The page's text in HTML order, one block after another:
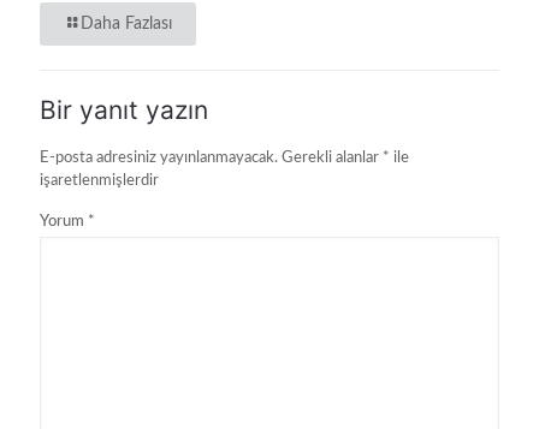
Daha Fazlası
Bir yanıt yazın
E-posta adresiniz yayınlanmayacak. Gerekli alanlar * ile
işaretlenmişlerdir
Yorum *